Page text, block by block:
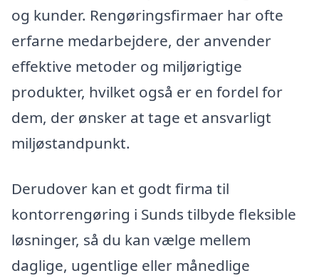
og kunder. Rengøringsfirmaer har ofte
erfarne medarbejdere, der anvender
effektive metoder og miljørigtige
produkter, hvilket også er en fordel for
dem, der ønsker at tage et ansvarligt
miljøstandpunkt.
Derudover kan et godt firma til
kontorrengøring i Sunds tilbyde fleksible
løsninger, så du kan vælge mellem
daglige, ugentlige eller månedlige